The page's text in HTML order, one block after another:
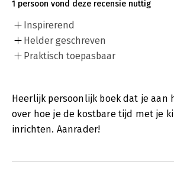
1 persoon vond deze recensie nuttig
Inspirerend
Helder geschreven
Praktisch toepasbaar
Heerlijk persoonlijk boek dat je aan
over hoe je de kostbare tijd met je
inrichten. Aanrader!